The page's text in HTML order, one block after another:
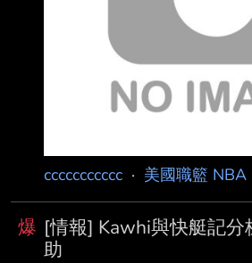
ccccccccccc · 美國職籃 NBA
爆 [情報] Kawhi與快艇記分
助